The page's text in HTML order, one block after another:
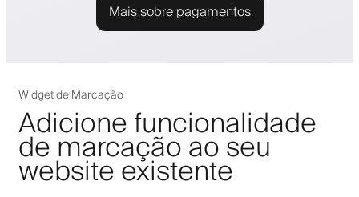
Mais sobre pagamentos
Widget de Marcação
Adicione funcionalidade
de marcação ao seu
website existente